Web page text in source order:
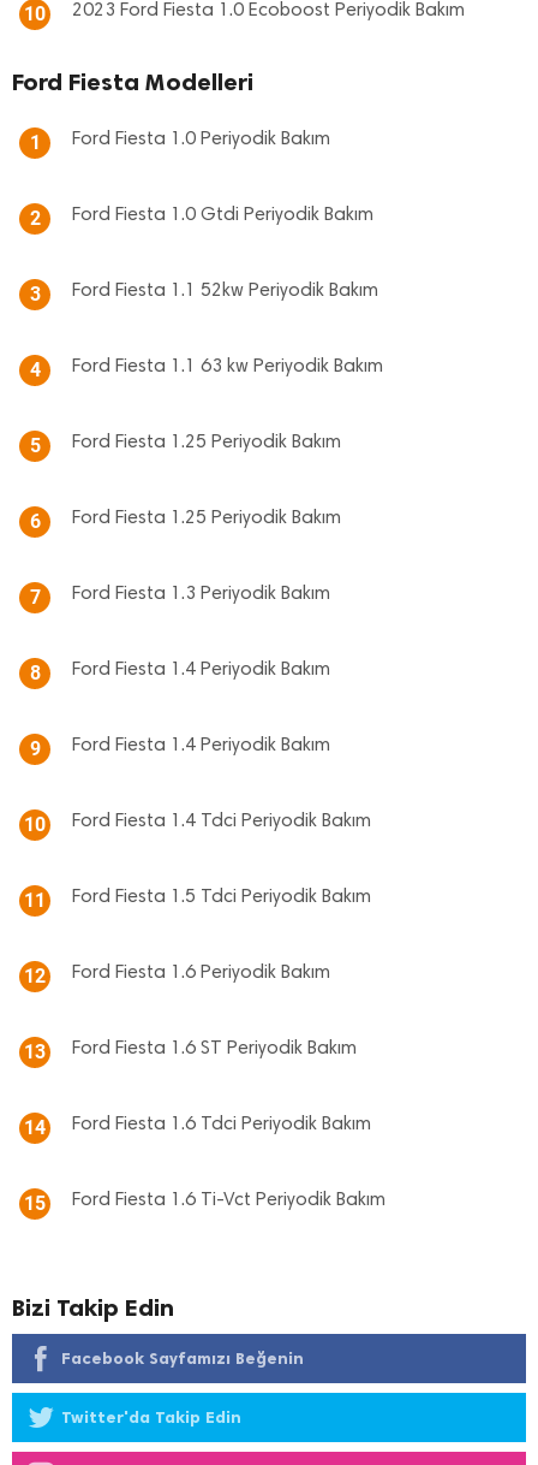
10 2023 Ford Fiesta 1.0 Ecoboost Periyodik Bakım
Ford Fiesta Modelleri
1 Ford Fiesta 1.0 Periyodik Bakım
2 Ford Fiesta 1.0 Gtdi Periyodik Bakım
3 Ford Fiesta 1.1 52kw Periyodik Bakım
4 Ford Fiesta 1.1 63 kw Periyodik Bakım
5 Ford Fiesta 1.25 Periyodik Bakım
6 Ford Fiesta 1.25 Periyodik Bakım
7 Ford Fiesta 1.3 Periyodik Bakım
8 Ford Fiesta 1.4 Periyodik Bakım
9 Ford Fiesta 1.4 Periyodik Bakım
10 Ford Fiesta 1.4 Tdci Periyodik Bakım
11 Ford Fiesta 1.5 Tdci Periyodik Bakım
12 Ford Fiesta 1.6 Periyodik Bakım
13 Ford Fiesta 1.6 ST Periyodik Bakım
14 Ford Fiesta 1.6 Tdci Periyodik Bakım
15 Ford Fiesta 1.6 Ti-Vct Periyodik Bakım
Bizi Takip Edin
Facebook Sayfamızı Beğenin
Twitter'da Takip Edin